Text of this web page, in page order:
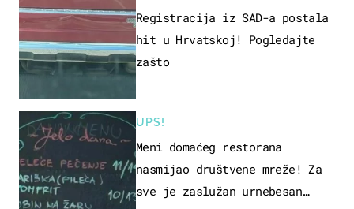
Registracija iz SAD-a postala
hit u Hrvatskoj! Pogledajte
zašto
UPS!
Meni domaćeg restorana
nasmijao društvene mreže! Za
sve je zaslužan urnebesan